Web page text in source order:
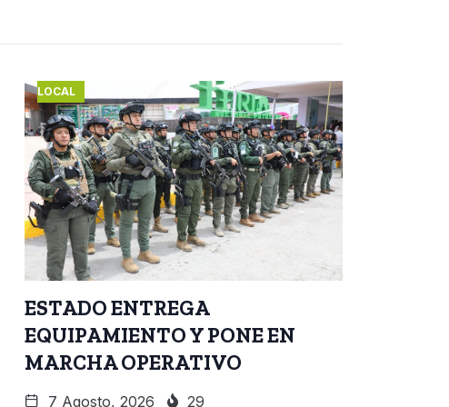
LOCAL
ESTADO ENTREGA
EQUIPAMIENTO Y PONE EN
MARCHA OPERATIVO
7 Agosto, 2026 29